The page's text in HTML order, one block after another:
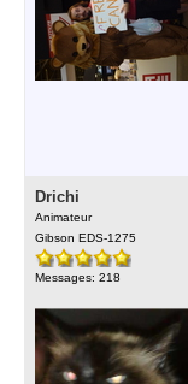
Drichi
Animateur
Gibson EDS-1275
Messages: 218